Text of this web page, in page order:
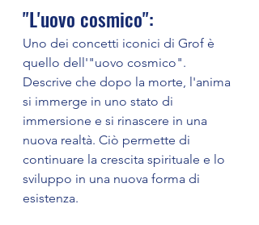
"L'uovo cosmico":
Uno dei concetti iconici di Grof è
quello dell'"uovo cosmico".
Descrive che dopo la morte, l'anima
si immerge in uno stato di
immersione e si rinascere in una
nuova realtà. Ciò permette di
continuare la crescita spirituale e lo
sviluppo in una nuova forma di
esistenza.